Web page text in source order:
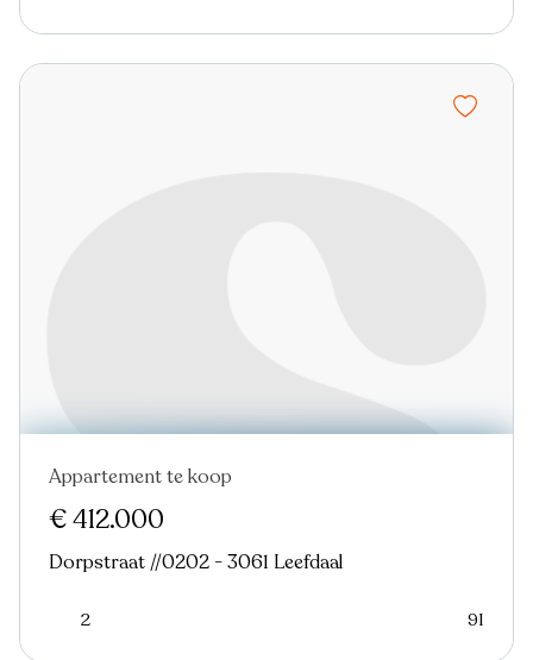
Appartement te koop
€ 412.000
Dorpstraat //0202 - 3061 Leefdaal
2 91